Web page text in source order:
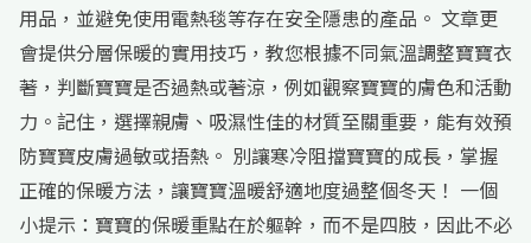
用品，並避免使用電熱毯等存在安全隱患的產品。 文章更
會提供分層保暖的實用技巧，教您根據不同氣溫調整寶寶衣
著，判斷寶寶是否過熱或著涼，例如觀察寶寶的膚色和活動
力。記住，選擇親膚、吸濕性佳的材質至關重要，能有效預
防寶寶皮膚過敏或捂熱。 別讓寒冷阻擋寶寶的成長，掌握
正確的保暖方法，讓寶寶溫暖舒適地度過整個冬天！ 一個
小提示：寶寶的保暖重點在於軀幹，而不是四肢，因此不必